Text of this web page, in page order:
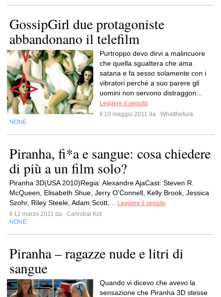
GossipGirl due protagoniste
abbandonano il telefilm
Purtroppo devo dirvi a malincuore
che quella sguattera che ama
satana e fa sesso solamente con i
vibratori perché a suo parere gli
uomini non servono distraggon...
Leggere il seguito
Il 10 maggio 2011 da
Whatthefuck
NONE
Piranha, fi*a e sangue: cosa chiedere
di più a un film solo?
Piranha 3D(USA 2010)Regia: Alexandre AjaCast: Steven R.
McQueen, Elisabeth Shue, Jerry O’Connell, Kelly Brook, Jessica
Szohr, Riley Steele, Adam Scott,...
Leggere il seguito
Il 12 marzo 2011 da
Cannibal Kid
NONE
Piranha – ragazze nude e litri di
sangue
Quando vi dicevo che avevo la
sensazione che Piranha 3D stesse